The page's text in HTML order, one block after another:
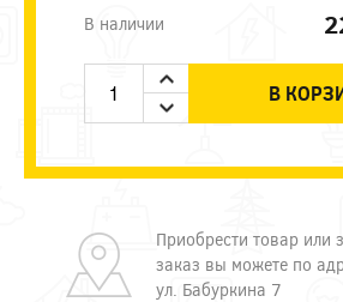
В наличии
В
Приобрести товар или
заказ вы можете по
ул. Бабуркина 7